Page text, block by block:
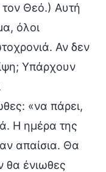
τον Θεό.) Αυτή
όλοι
Αν δεν
Υπάρχουν
«να πάρει,
Η ημέρα της
απαίσια. Θα
θα ένιωθες